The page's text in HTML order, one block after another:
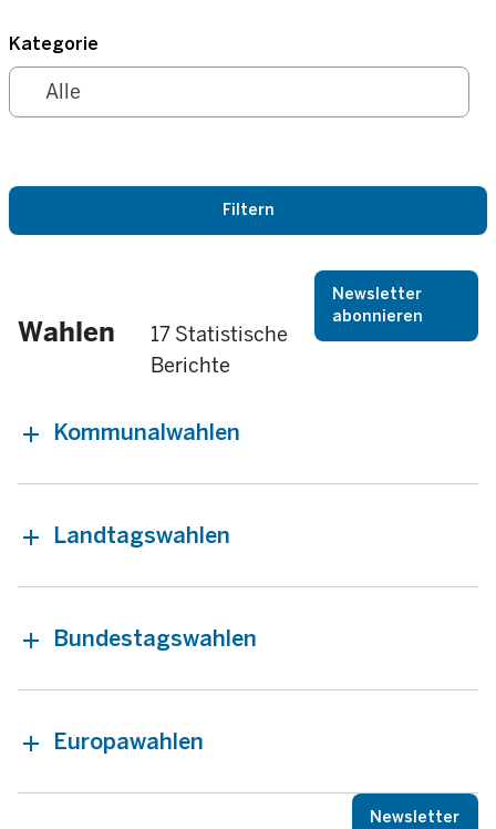
Kategorie
Wahlen
17 Statistische
Berichte
Newsletter
abonnieren
Kommunalwahlen
Landtagswahlen
Bundestagswahlen
Europawahlen
Newsletter